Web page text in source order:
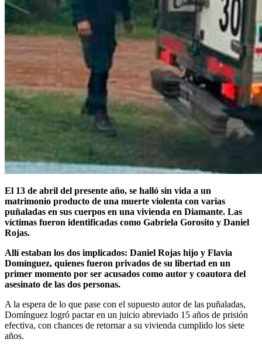
El 13 de abril del presente año, se halló sin vida a un
matrimonio producto de una muerte violenta con varias
puñaladas en sus cuerpos en una vivienda en Diamante. Las
víctimas fueron identificadas como Gabriela Gorosito y Daniel
Rojas.
Allí estaban los dos implicados: Daniel Rojas hijo y Flavia
Domínguez, quienes fueron privados de su libertad en un
primer momento por ser acusados como autor y coautora del
asesinato de las dos personas.
A la espera de lo que pase con el supuesto autor de las puñaladas,
Domínguez logró pactar en un juicio abreviado 15 años de prisión
efectiva, con chances de retornar a su vivienda cumplido los siete
años.